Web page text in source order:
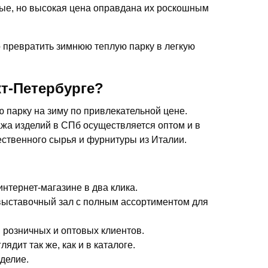
но высокая цена оправдана их роскошным
зимнюю теплую парку в легкую
Петербурге?
на зиму по привлекательной цене.
изделий в СПб осуществляется оптом и в
сырья и фурнитуры из Италии.
магазине в два клика.
зал с полным ассортиментом для
и оптовых клиентов.
так же, как и в каталоге.